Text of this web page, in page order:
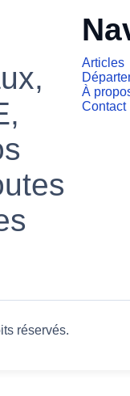
Articles
À
Contact
réservés.